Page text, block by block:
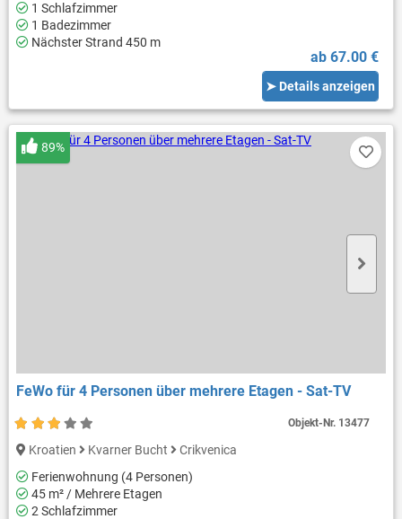
1 Schlafzimmer
1 Badezimmer
Nächster Strand 450 m
ab 67.00 €
➤ Details anzeigen
FeWo für 4 Personen über mehrere Etagen - Sat-TV
89%
Kroatien Kvarner Bucht
Crikvenica
Ferienwohnung (4 Personen)
45 m² / Mehrere Etagen
2 Schlafzimmer
Objekt-Nr. 13477